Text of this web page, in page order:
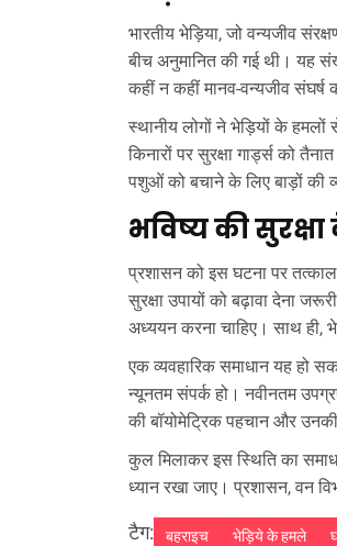
भारतीय भेड़िया, जो वन्यजीव
बीच अनुमानित की गई थी। यह
कहीं न कहीं मानव-वन्यजीव संघर्ष
स्थानीय लोगों ने भेड़ियों के
किनारों पर सुरक्षा गार्ड्स को
पशुओं को बचाने के लिए बाड़ों की
भविष्य की
प्रशासन को इस घटना पर
सुरक्षा उपायों को बढ़ावा देना
अध्ययन करना चाहिए। साथ ही,
एक व्यवहारिक समाधान यह हो
न्यूनतम संपर्क हो। नवीनतम
की बॉयोमेट्रिक पहचान और
कुल मिलाकर इस स्थिति का
ध्यान रखा जाए। प्रशासन, वन
टैग: बहराइच भेड़िये के हमले